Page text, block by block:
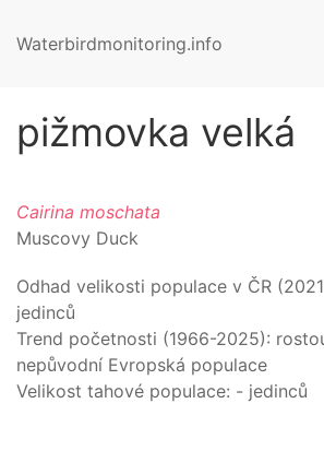
Waterbirdmonitoring.info
pižmovka velká
Cairina moschata
Muscovy Duck
Odhad velikosti populace v ČR (
jedinců
Trend početnosti (1966-2025):
nepůvodní Evropská populace
Velikost tahové populace: - jedinců